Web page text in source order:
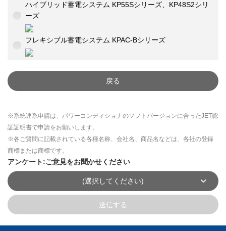
ハイブリッド蓄電システム KP55Sシリーズ、KP48S2シリ
ーズ
フレキシブル蓄電システム KPAC-Bシリーズ
戻る
※系統連系申請は、パワーコンディショナのソフトバージョンに合ったJET認
証証明書で申請をお願いします。
※各ご質問に記載されている各種名称、会社名、商品名などは、各社の登録
商標または商標です。
アンケート:ご意見をお聞かせください
(選択してください)
送信する